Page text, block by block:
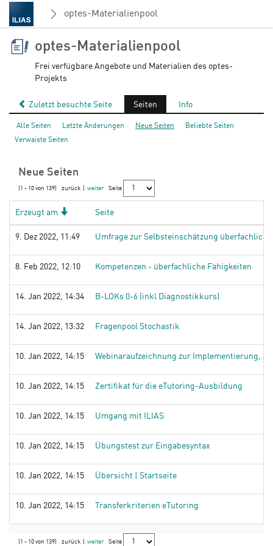
optes-Materialienpool
optes-Materialienpool
Frei verfügbare Angebote und Materialien des optes-
Projekts
Zuletzt besuchte Seite Seiten Info
Alle Seiten Letzte Änderungen Neue Seiten
Beliebte Seiten
Verwaiste Seiten
Neue Seiten
(1 - 10 von 139) zurück weiter Seite
Erzeugt am Absteigend
Seite
9. Dez 2022, 11:49 Umfrage zur Selbsteinschätzung
8. Feb 2022, 12:10 Kompetenzen - überfachliche Fähigkeiten
14. Jan 2022, 14:34 B-LOKs 0-6 (inkl Diagnostikkurs)
14. Jan 2022, 13:32 Fragenpool Stochastik
10. Jan 2022, 14:15 Webinaraufzeichnung zur Implementierung,
10. Jan 2022, 14:15 Zertifikat für die eTutoring-Ausbildung
10. Jan 2022, 14:15 Umgang mit ILIAS
10. Jan 2022, 14:15 Übungstest zur Eingabesyntax
10. Jan 2022, 14:15 Übersicht | Startseite
10. Jan 2022, 14:15 Transferkriterien eTutoring
(1 - 10 von 139) zurück weiter Seite